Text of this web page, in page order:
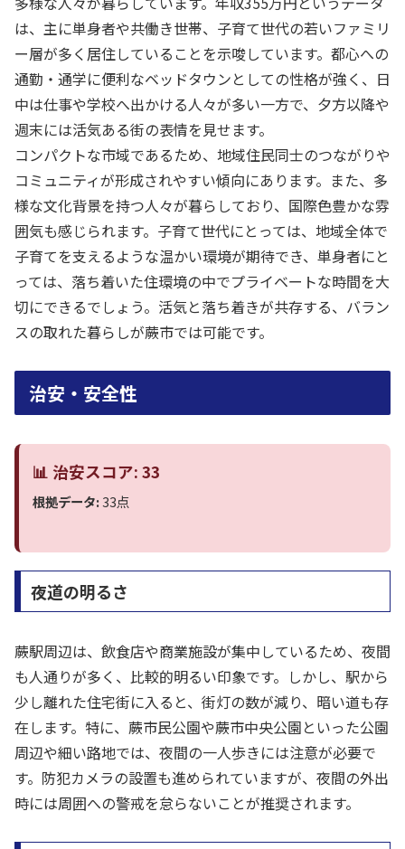
は、主に単身者や共働き世帯、子育て世代の若いファミリ
ー層が多く居住していることを示唆しています。都心への
通勤・通学に便利なベッドタウンとしての性格が強く、日
中は仕事や学校へ出かける人々が多い一方で、夕方以降や
週末には活気ある街の表情を見せます。
コンパクトな市域であるため、地域住民同士のつながりや
コミュニティが形成されやすい傾向にあります。また、多
様な文化背景を持つ人々が暮らしており、国際色豊かな雰
囲気も感じられます。子育て世代にとっては、地域全体で
子育てを支えるような温かい環境が期待でき、単身者にと
っては、落ち着いた住環境の中でプライベートな時間を大
切にできるでしょう。活気と落ち着きが共存する、バラン
スの取れた暮らしが蕨市では可能です。
治安・安全性
📊 治安スコア: 33
根拠データ:33点
夜道の明るさ
蕨駅周辺は、飲食店や商業施設が集中しているため、夜間
も人通りが多く、比較的明るい印象です。しかし、駅から
少し離れた住宅街に入ると、街灯の数が減り、暗い道も存
在します。特に、蕨市民公園や蕨市中央公園といった公園
周辺や細い路地では、夜間の一人歩きには注意が必要で
す。防犯カメラの設置も進められていますが、夜間の外出
時には周囲への警戒を怠らないことが推奨されます。